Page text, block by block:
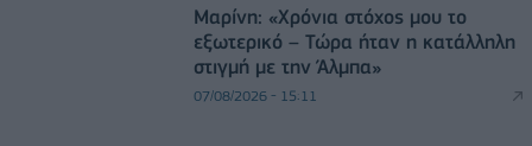
Μαρίνη: «Χρόνια στόχος μου το
εξωτερικό – Τώρα ήταν η κατάλληλη
στιγμή με την Άλμπα»
07/08/2026 - 15:11